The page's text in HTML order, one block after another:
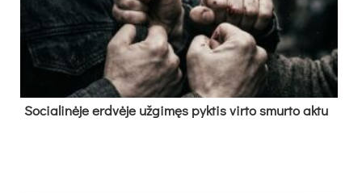
So­cia­li­nė­je erd­vė­je už­gi­męs pyk­tis vir­to smur­to ak­tu